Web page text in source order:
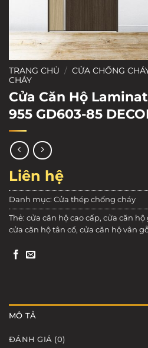
TRANG CHỦ / CỬA CHỐNG
CHÁY
Cửa Căn Hộ
955 GD603-85
Liên hệ
Danh mục: Cửa thép chống cháy
Thẻ: cửa căn hộ cao cấp, cửa căn hộ
cửa căn hộ tân cổ, cửa căn hộ vân
MÔ TẢ
ĐÁNH GIÁ (0)